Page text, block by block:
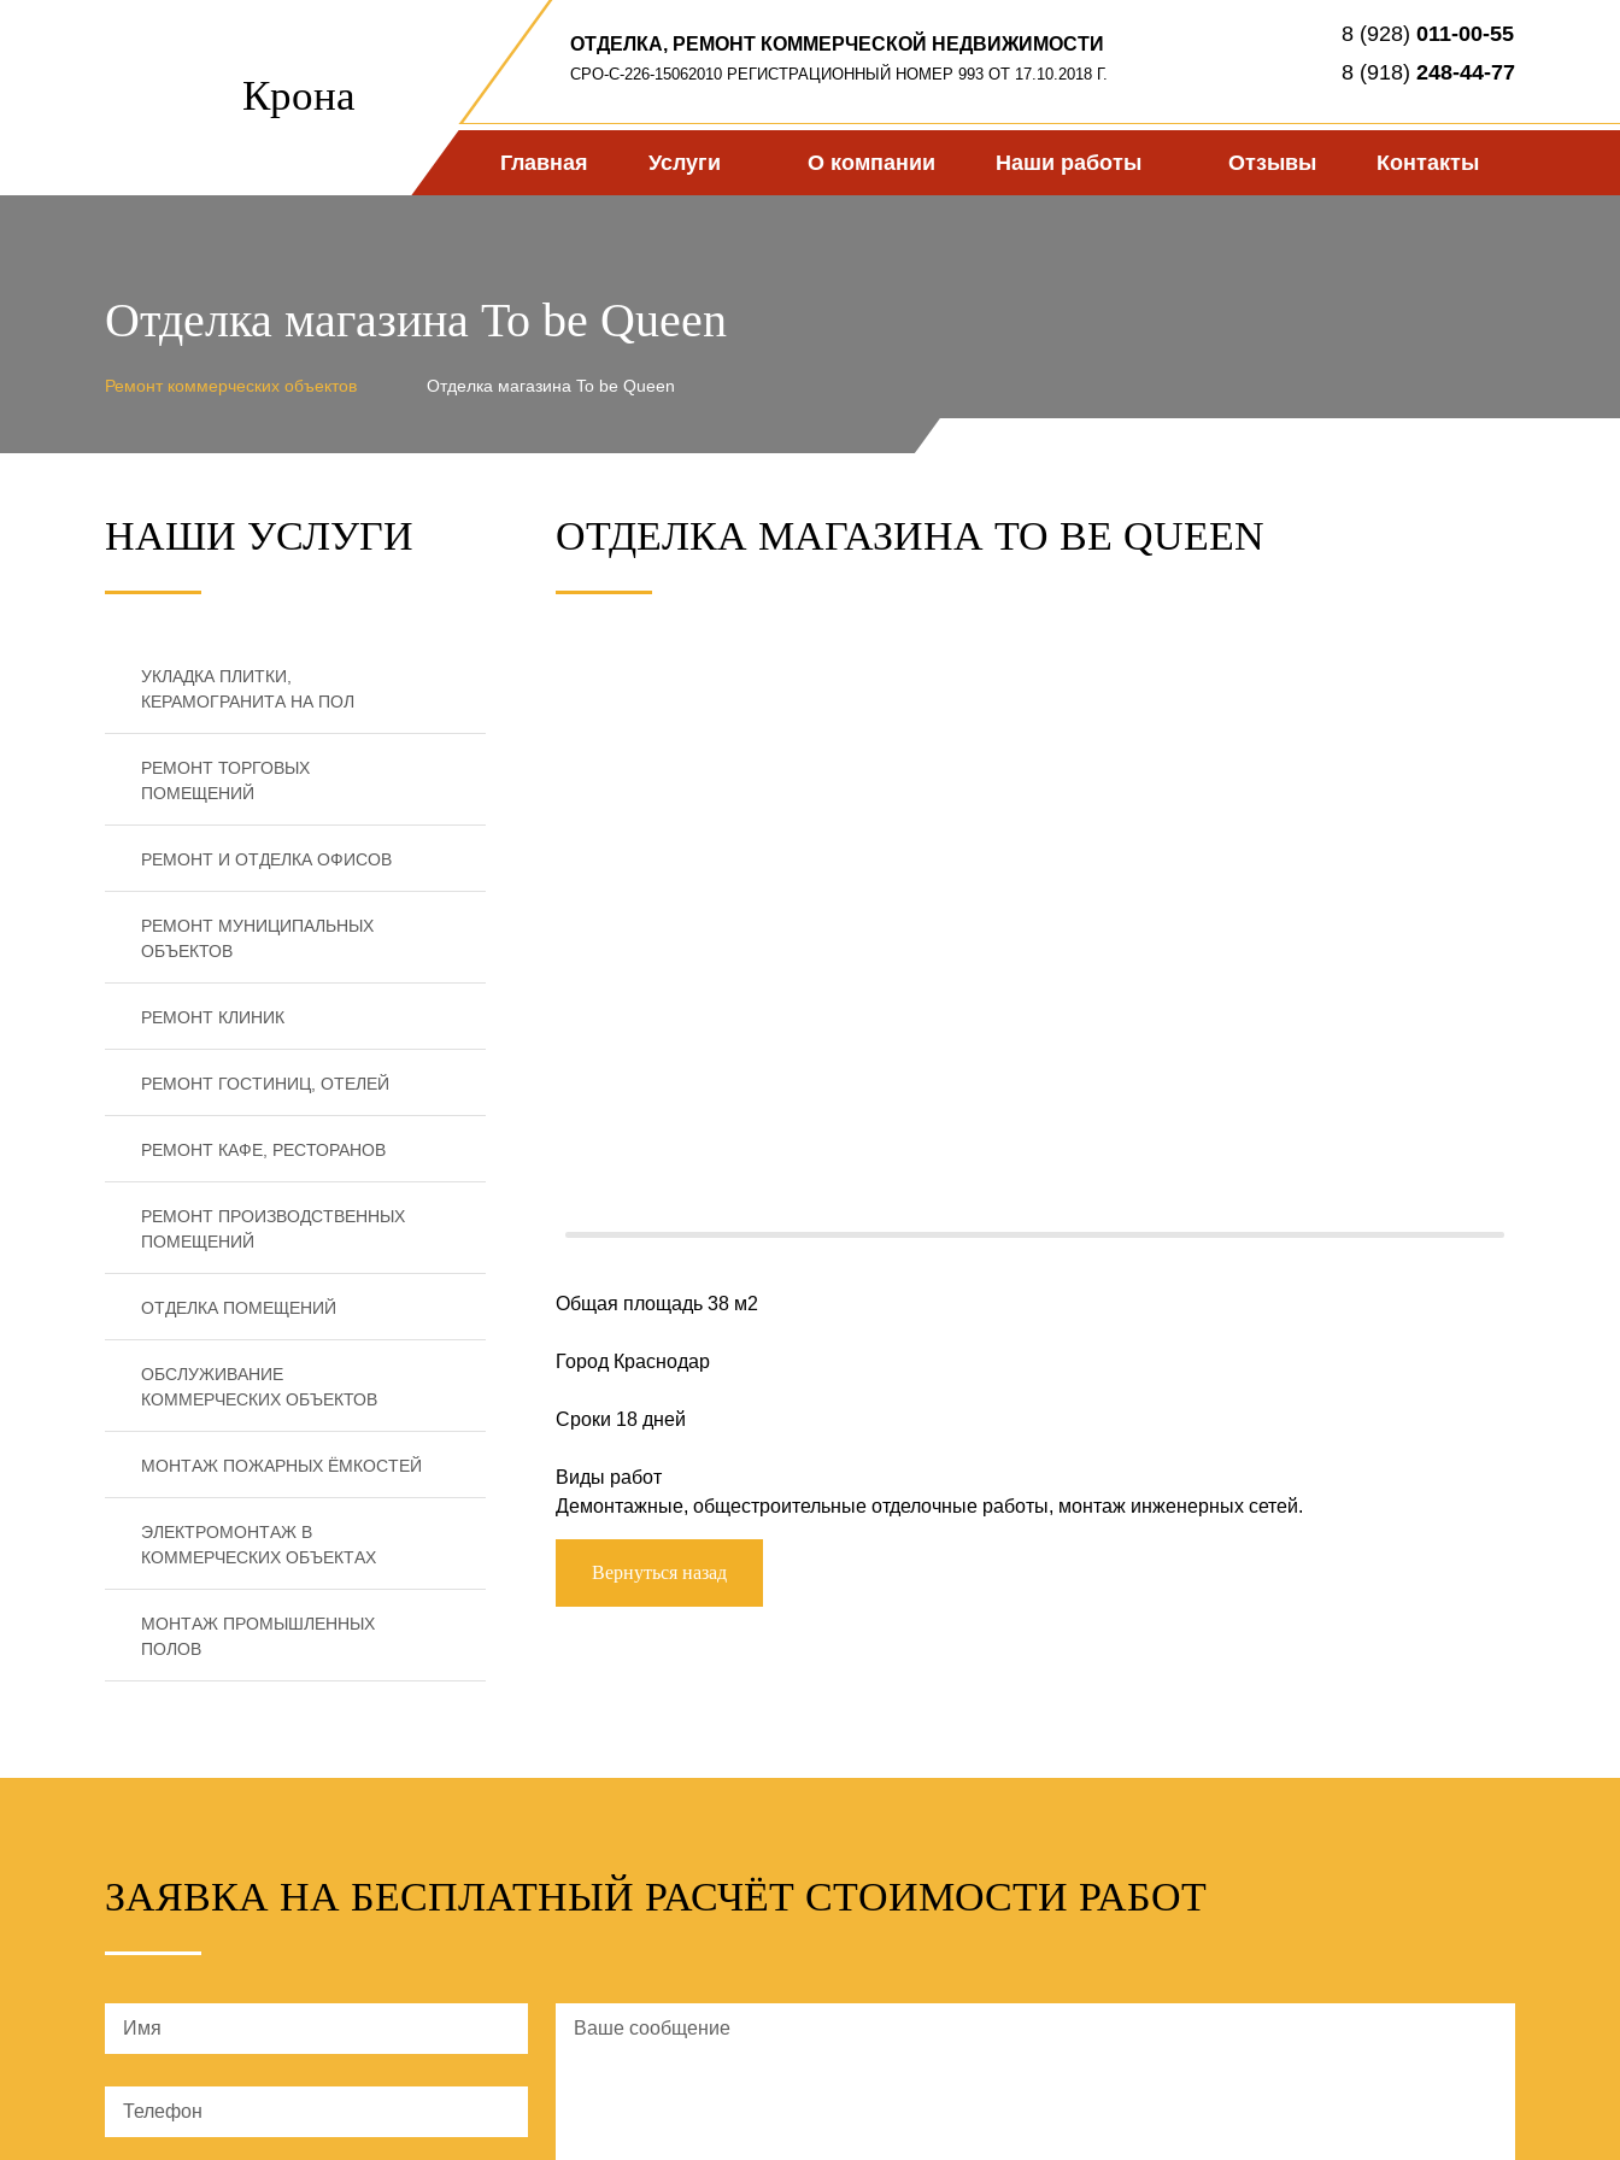
Крона
ОТДЕЛКА, РЕМОНТ КОММЕРЧЕСКОЙ НЕДВИЖИМОСТИ
СРО-С-226-15062010 РЕГИСТРАЦИОННЫЙ НОМЕР 993 ОТ 17.10.2018 Г.
8 (928) 011-00-55
8 (918) 248-44-77
Главная Услуги О компании Наши работы Отзывы Контакты
Отделка магазина To be Queen
Ремонт коммерческих объектов Отделка магазина To be Queen
ОТДЕЛКА МАГАЗИНА TO BE QUEEN
Общая площадь 38 м2
Город Краснодар
Сроки 18 дней
Виды работ
Демонтажные, общестроительные отделочные работы, монтаж инженерных сетей.
Вернуться назад
НАШИ УСЛУГИ
УКЛАДКА ПЛИТКИ,
КЕРАМОГРАНИТА НА ПОЛ
РЕМОНТ ТОРГОВЫХ
ПОМЕЩЕНИЙ
РЕМОНТ И ОТДЕЛКА ОФИСОВ
РЕМОНТ МУНИЦИПАЛЬНЫХ
ОБЪЕКТОВ
РЕМОНТ КЛИНИК
РЕМОНТ ГОСТИНИЦ, ОТЕЛЕЙ
РЕМОНТ КАФЕ, РЕСТОРАНОВ
РЕМОНТ ПРОИЗВОДСТВЕННЫХ
ПОМЕЩЕНИЙ
ОТДЕЛКА ПОМЕЩЕНИЙ
ОБСЛУЖИВАНИЕ
КОММЕРЧЕСКИХ ОБЪЕКТОВ
МОНТАЖ ПОЖАРНЫХ ЁМКОСТЕЙ
ЭЛЕКТРОМОНТАЖ В
КОММЕРЧЕСКИХ ОБЪЕКТАХ
МОНТАЖ ПРОМЫШЛЕННЫХ
ПОЛОВ
ЗАЯВКА НА БЕСПЛАТНЫЙ РАСЧЁТ СТОИМОСТИ РАБОТ